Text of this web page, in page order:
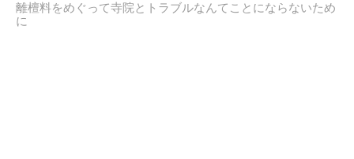
離檀料をめぐって寺院とトラブルなんてことにならないため
に